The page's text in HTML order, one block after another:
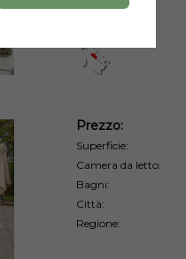
Prezzo:
Superficie:
Camera da letto:
Bagni:
Città:
Regione: